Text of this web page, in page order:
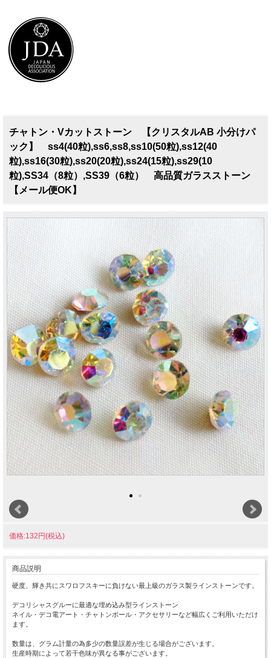
チャトン・Vカットストーン 【クリスタルAB 小分けパ
ック】 ss4(40粒),ss6,ss8,ss10(50粒),ss12(40
粒),ss16(30粒),ss20(20粒),ss24(15粒),ss29(10
粒),SS34（8粒）,SS39（6粒） 高品質ガラスストーン
【メール便OK】
価格:132円(税込)
商品説明
硬度、輝き共にスワロフスキーに負けない最上級のガラス製ラインストーンです。
デコリシャスグルーに最適な埋め込み型ラインストーン
ネイル・デコ電アート・チャトンボール・アクセサリーなど幅広くご利用いただけ
ます。
数量は、グラム計量の為多少の数量誤差が生じる場合がございます。
生産時期によって若干色味が異なる事がございます。